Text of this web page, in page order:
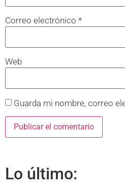
Correo electrónico *
Web
Guarda mi nombre, correo
Lo último: